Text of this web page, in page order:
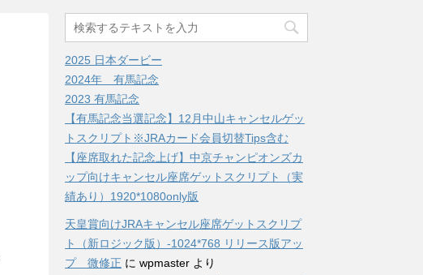
2025 日本ダービー
2024年 有馬記念
2023 有馬記念
【有馬記念当選記念】12月中山キャンセルゲッ
トスクリプト※JRAカード会員切替Tips含む
【座席取れた記念上げ】中京チャンピオンズカ
ップ向けキャンセル座席ゲットスクリプト（実
績あり）1920*1080only版
天皇賞向けJRAキャンセル座席ゲットスクリプ
ト（新ロジック版）-1024*768 リリース版アッ
プ 微修正 に wpmaster より